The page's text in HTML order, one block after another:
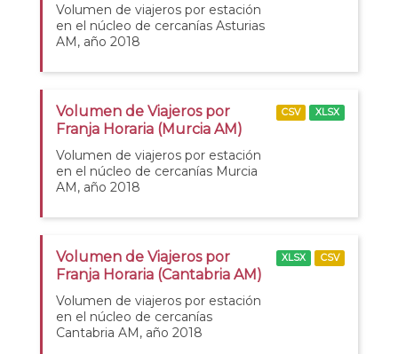
Volumen de viajeros por estación
en el núcleo de cercanías Asturias
AM, año 2018
Volumen de Viajeros por
Franja Horaria (Murcia AM)
Volumen de viajeros por estación
en el núcleo de cercanías Murcia
AM, año 2018
CSV XLSX
Volumen de Viajeros por
Franja Horaria (Cantabria AM)
Volumen de viajeros por estación
en el núcleo de cercanías
Cantabria AM, año 2018
XLSX CSV